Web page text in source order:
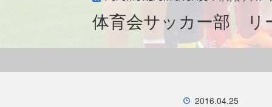
体育会サッカー部 リ
2016.04.25